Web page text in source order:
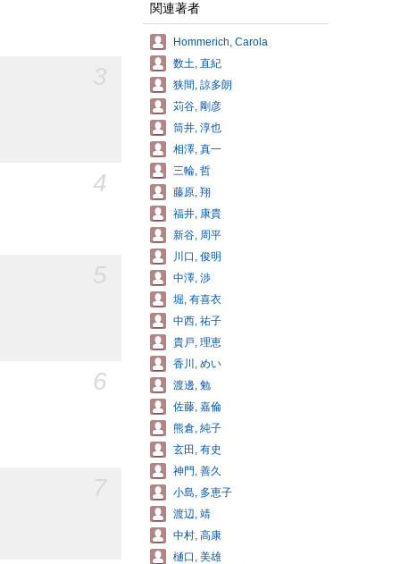
4
6
関連著者
Hommerich, Carola
数土, 直紀
狭間, 諒多朗
苅谷, 剛彦
筒井, 淳也
相澤, 真一
三輪, 哲
藤原, 翔
福井, 康貴
新谷, 周平
川口, 俊明
中澤, 渉
堀, 有喜衣
中西, 祐子
貴戸, 理恵
香川, めい
渡邊, 勉
佐藤, 嘉倫
熊倉, 純子
玄田, 有史
神門, 善久
小島, 多恵子
渡辺, 靖
中村, 高康
樋口, 美雄